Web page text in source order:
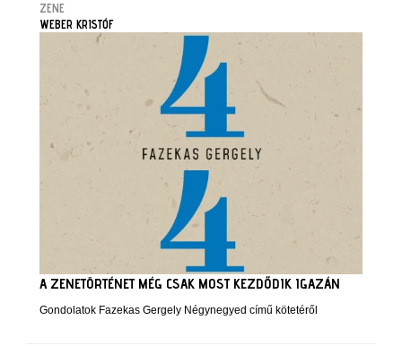
ZENE
WEBER KRISTÓF
A ZENETÖRTÉNET MÉG CSAK MOST KEZDŐDIK IGAZÁN
Gondolatok Fazekas Gergely Négynegyed című kötetéről